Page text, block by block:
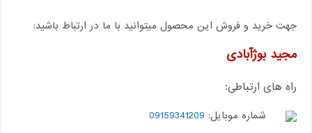
جهت خرید و فروش این محصول میتوانید با ما در ارتباط باشید:
مجید بوژآبادی
راه های ارتباطی:
شماره موبایل: 09159341209